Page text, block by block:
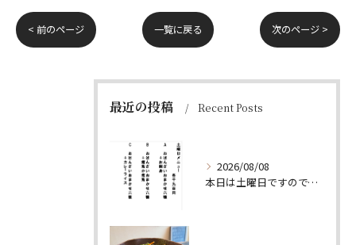
< 前のページ 一覧に戻る 次のページ >
最近の投稿 Recent Posts
2026/08/08
本日は土曜日ですので、たくさん食べていってちょーよ‼️